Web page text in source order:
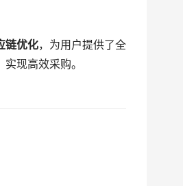
链优化，为用户提供了全
现高效采购。